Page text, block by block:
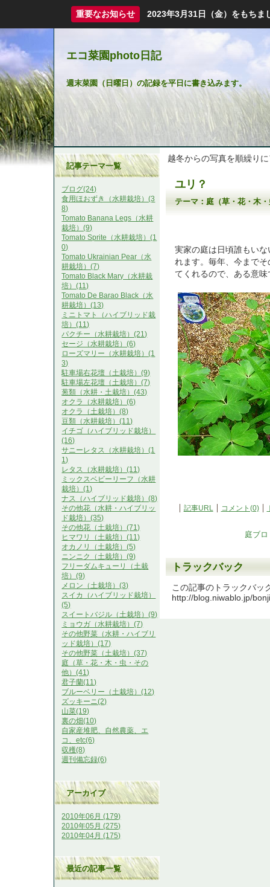
重要なお知らせ 2023年3月31日（金）をもちま
エコ菜園photo日記
週末菜園（日曜日）の記録を平日に書き込みます。
越冬からの写真を順繰り
ユリ？
テーマ：庭（草・花・木
実家の庭は日頃誰もい
れます。毎年、今まで
てくれるので、ある意
記事URL コメント(0)
庭ブ
トラックバック
この記事のトラックバッ
http://blog.niwablo.jp/
記事テーマ一覧
ブログ(24)
食用ほおずき（水耕栽培）(3
8)
Tomato Banana Legs（水耕
栽培）(9)
Tomato Sprite（水耕栽培）(1
0)
Tomato Ukrainian Pear（水
耕栽培）(7)
Tomato Black Mary（水耕栽
培）(11)
Tomato De Barao Black（水
耕栽培）(13)
ミニトマト（ハイブリッド栽
培）(11)
パクチー（水耕栽培）(21)
セージ（水耕栽培）(6)
ローズマリー（水耕栽培）(1
3)
駐車場右花壇（土栽培）(9)
駐車場左花壇（土栽培）(7)
葱類（水耕・土栽培）(43)
オクラ（水耕栽培）(6)
オクラ（土栽培）(8)
豆類（水耕栽培）(11)
イチゴ（ハイブリッド栽培）
(16)
サニーレタス（水耕栽培）(1
1)
レタス（水耕栽培）(11)
ミックスベビーリーフ（水耕
栽培）(1)
ナス（ハイブリッド栽培）(8)
その他花（水耕・ハイブリッ
ド栽培）(35)
その他花（土栽培）(71)
ヒマワリ（土栽培）(11)
オカノリ（土栽培）(5)
ニンニク（土栽培）(9)
フリーダムキューリ（土栽
培）(9)
メロン（土栽培）(3)
スイカ（ハイブリッド栽培）
(5)
スイートバジル（土栽培）(9)
ミョウガ（水耕栽培）(7)
その他野菜（水耕・ハイブリ
ッド栽培）(17)
その他野菜（土栽培）(37)
庭（草・花・木・虫・その
他）(41)
君子蘭(11)
ブルーベリー（土栽培）(12)
ズッキーニ(2)
山菜(19)
裏の畑(10)
自家産堆肥、自然農薬、エ
コ、etc(6)
収穫(8)
週刊備忘録(6)
アーカイブ
2010年06月 (179)
2010年05月 (275)
2010年04月 (175)
最近の記事一覧